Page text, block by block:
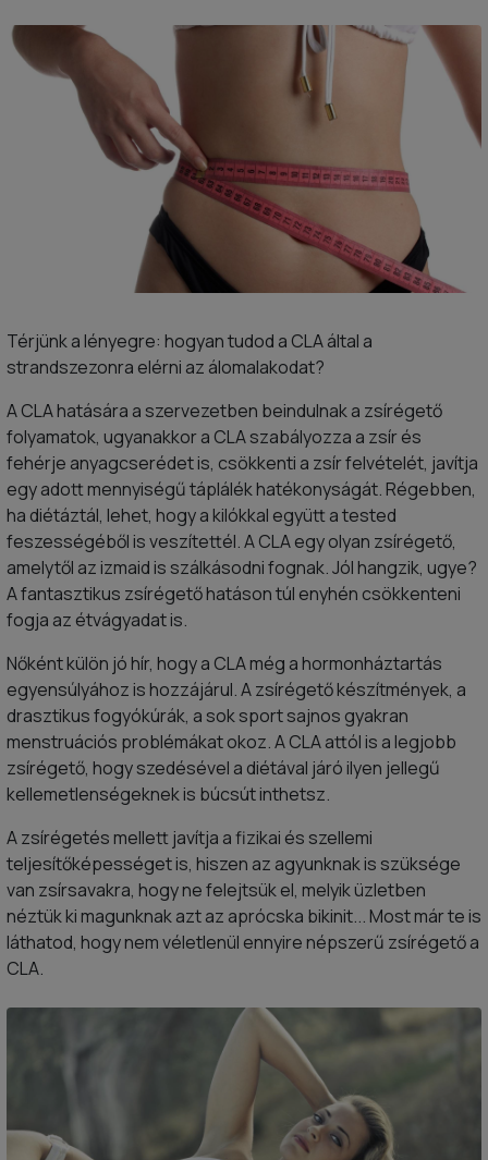
Térjünk a lényegre: hogyan tudod a CLA által a
strandszezonra elérni az álomalakodat?
A CLA hatására a szervezetben beindulnak a zsírégető
folyamatok, ugyanakkor a CLA szabályozza a zsír és
fehérje anyagcserédet is, csökkenti a zsír felvételét, javítja
egy adott mennyiségű táplálék hatékonyságát. Régebben,
ha diétáztál, lehet, hogy a kilókkal együtt a tested
feszességéből is veszítettél. A CLA egy olyan zsírégető,
amelytől az izmaid is szálkásodni fognak. Jól hangzik, ugye?
A fantasztikus zsírégető hatáson túl enyhén csökkenteni
fogja az étvágyadat is.
Nőként külön jó hír, hogy a CLA még a hormonháztartás
egyensúlyához is hozzájárul. A zsírégető készítmények, a
drasztikus fogyókúrák, a sok sport sajnos gyakran
menstruációs problémákat okoz. A CLA attól is a legjobb
zsírégető, hogy szedésével a diétával járó ilyen jellegű
kellemetlenségeknek is búcsút inthetsz.
A zsírégetés mellett javítja a fizikai és szellemi
teljesítőképességet is, hiszen az agyunknak is szüksége
van zsírsavakra, hogy ne felejtsük el, melyik üzletben
néztük ki magunknak azt az aprócska bikinit... Most már te is
láthatod, hogy nem véletlenül ennyire népszerű zsírégető a
CLA.